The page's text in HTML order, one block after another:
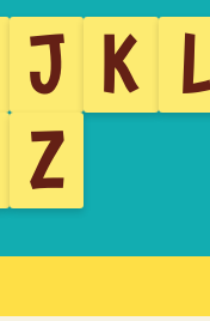
J K
Z